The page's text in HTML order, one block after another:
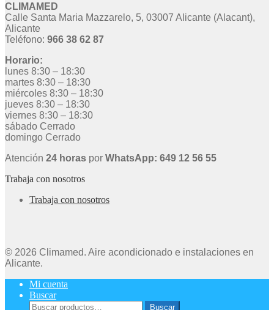
CLIMAMED
Calle Santa Maria Mazzarelo, 5, 03007 Alicante (Alacant),
Alicante
Teléfono: 966 38 62 87
Horario:
lunes 8:30 – 18:30
martes 8:30 – 18:30
miércoles 8:30 – 18:30
jueves 8:30 – 18:30
viernes 8:30 – 18:30
sábado Cerrado
domingo Cerrado
Atención 24 horas por WhatsApp: 649 12 56 55
Trabaja con nosotros
Trabaja con nosotros
© 2026 Climamed. Aire acondicionado e instalaciones en
Alicante.
Mi cuenta
Buscar
Buscar
Buscar